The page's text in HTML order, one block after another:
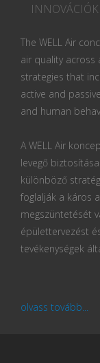
INNOVÁCIÓK
The WELL Air
air quality across
strategies that
active and
and human
A WELL Air
levegő
különböző
foglalják a káros
megszüntetését
épülettervezést
tevékenységek
olvass tovább...